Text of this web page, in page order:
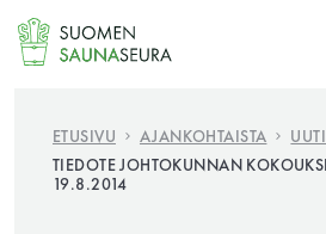
Siirry
sisältöön
Jokaisen kuun 1. lauantai on
ETUSIVU AJANKOHTAISTA
TIEDOTE JOHTOKUNNAN
19.8.2014